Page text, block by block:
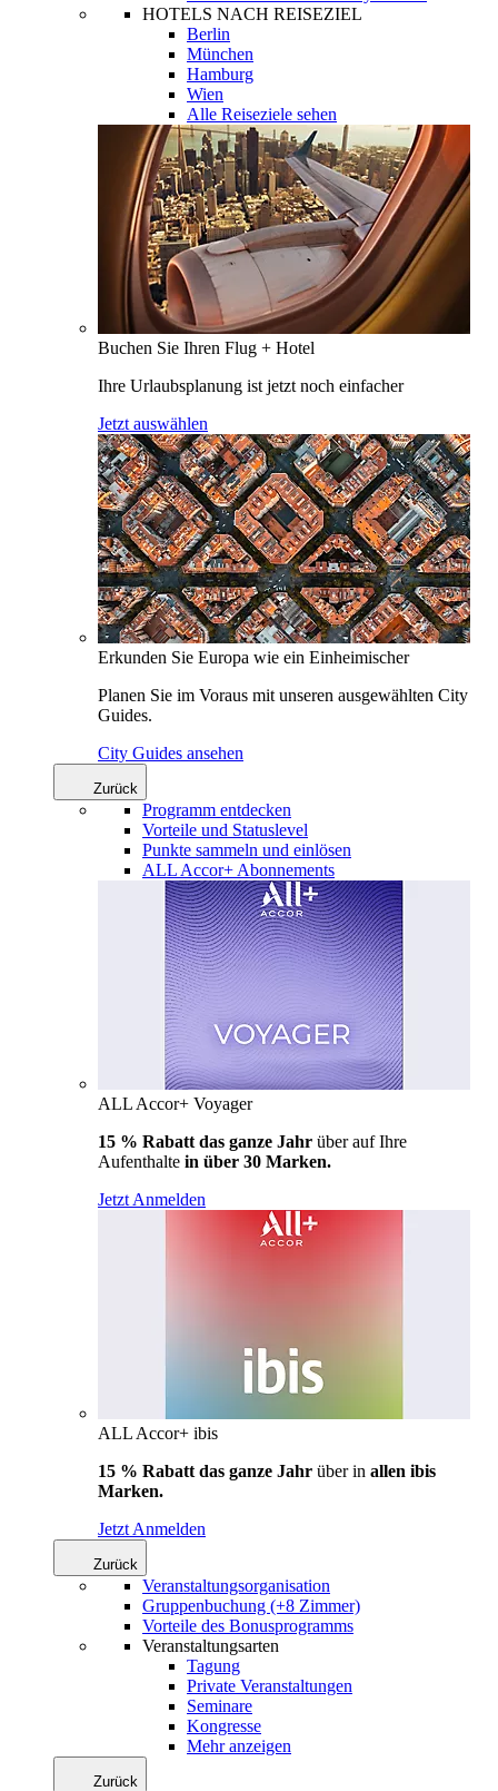
HOTELS NACH REISEZIEL
Berlin
München
Hamburg
Wien
Alle Reiseziele sehen
Buchen Sie Ihren Flug + Hotel
Ihre Urlaubsplanung ist jetzt noch einfacher
Jetzt auswählen
Erkunden Sie Europa wie ein Einheimischer
Planen Sie im Voraus mit unseren ausgewählten City
Guides.
City Guides ansehen
Zurück
Programm entdecken
Vorteile und Statuslevel
Punkte sammeln und einlösen
ALL Accor+ Abonnements
ALL Accor+ Voyager
15 % Rabatt das ganze Jahr über auf Ihre
Aufenthalte in über 30 Marken.
Jetzt Anmelden
ALL Accor+ ibis
15 % Rabatt das ganze Jahr über in allen ibis
Marken.
Jetzt Anmelden
Zurück
Veranstaltungsorganisation
Gruppenbuchung (+8 Zimmer)
Vorteile des Bonusprogramms
Veranstaltungsarten
Tagung
Private Veranstaltungen
Seminare
Kongresse
Mehr anzeigen
Zurück